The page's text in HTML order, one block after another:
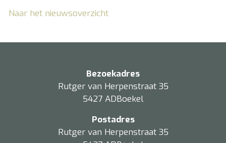
Naar het nieuwsoverzicht
Bezoekadres
Rutger van Herpenstraat 35
5427 ADBoekel
Postadres
Rutger van Herpenstraat 35